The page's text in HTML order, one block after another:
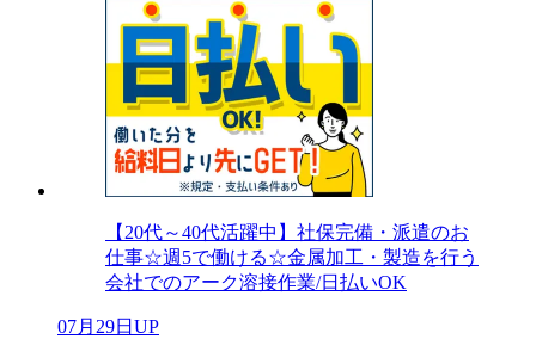
【20代～40代活躍中】社保完備・派遣のお
仕事☆週5で働ける☆金属加工・製造を行う
会社でのアーク溶接作業/日払いOK
07月29日UP